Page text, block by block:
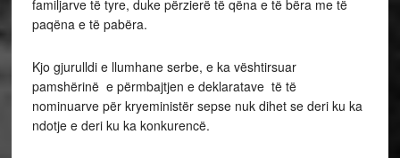
familjarve të tyre, duke përzierë të qëna e të bëra me të
paqëna e të pabëra.
Kjo gjurulldi e llumhane serbe, e ka vështirsuar
pamshërinë e përmbajtjen e deklaratave të të
nominuarve për kryeministër sepse nuk dihet se deri ku ka
ndotje e deri ku ka konkurencë.